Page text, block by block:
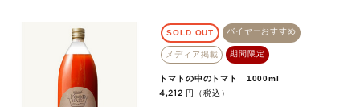
SOLD OUT バイヤーおすすめ
メディア掲載 期間限定
トマトの中のトマト 1000ml
4,212 円（税込）